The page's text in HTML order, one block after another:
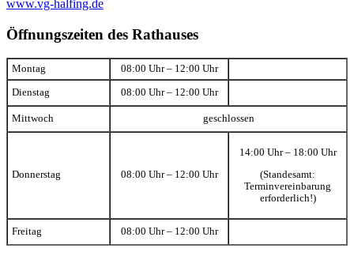
www.vg-halfing.de
Öffnungszeiten des Rathauses
Montag 08:00 Uhr – 12:00 Uhr
Dienstag 08:00 Uhr – 12:00 Uhr
Mittwoch geschlossen
Donnerstag 08:00 Uhr – 12:00 Uhr
14:00 Uhr – 18:00 Uhr
(Standesamt:
Terminvereinbarung
erforderlich!)
Freitag 08:00 Uhr – 12:00 Uhr